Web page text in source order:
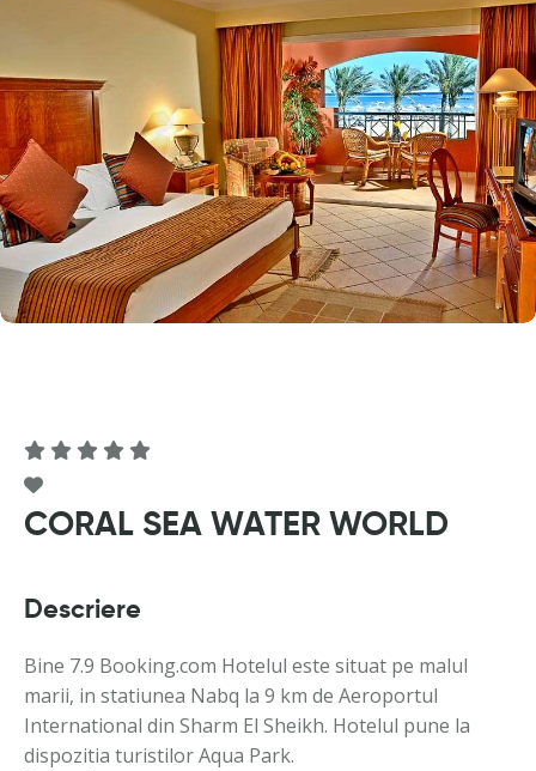
CORAL SEA WATER WORLD
Descriere
Bine 7.9 Booking.com Hotelul este situat pe malul
marii, in statiunea Nabq la 9 km de Aeroportul
International din Sharm El Sheikh. Hotelul pune la
dispozitia turistilor Aqua Park.